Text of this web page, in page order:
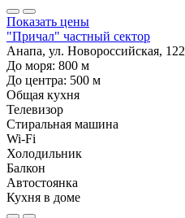
Показать цены
"Причал" частный сектор
Анапа, ул. Новороссийская, 122
До моря: 800 м
До центра: 500 м
Общая кухня
Телевизор
Стиральная машина
Wi-Fi
Холодильник
Балкон
Автостоянка
Кухня в доме